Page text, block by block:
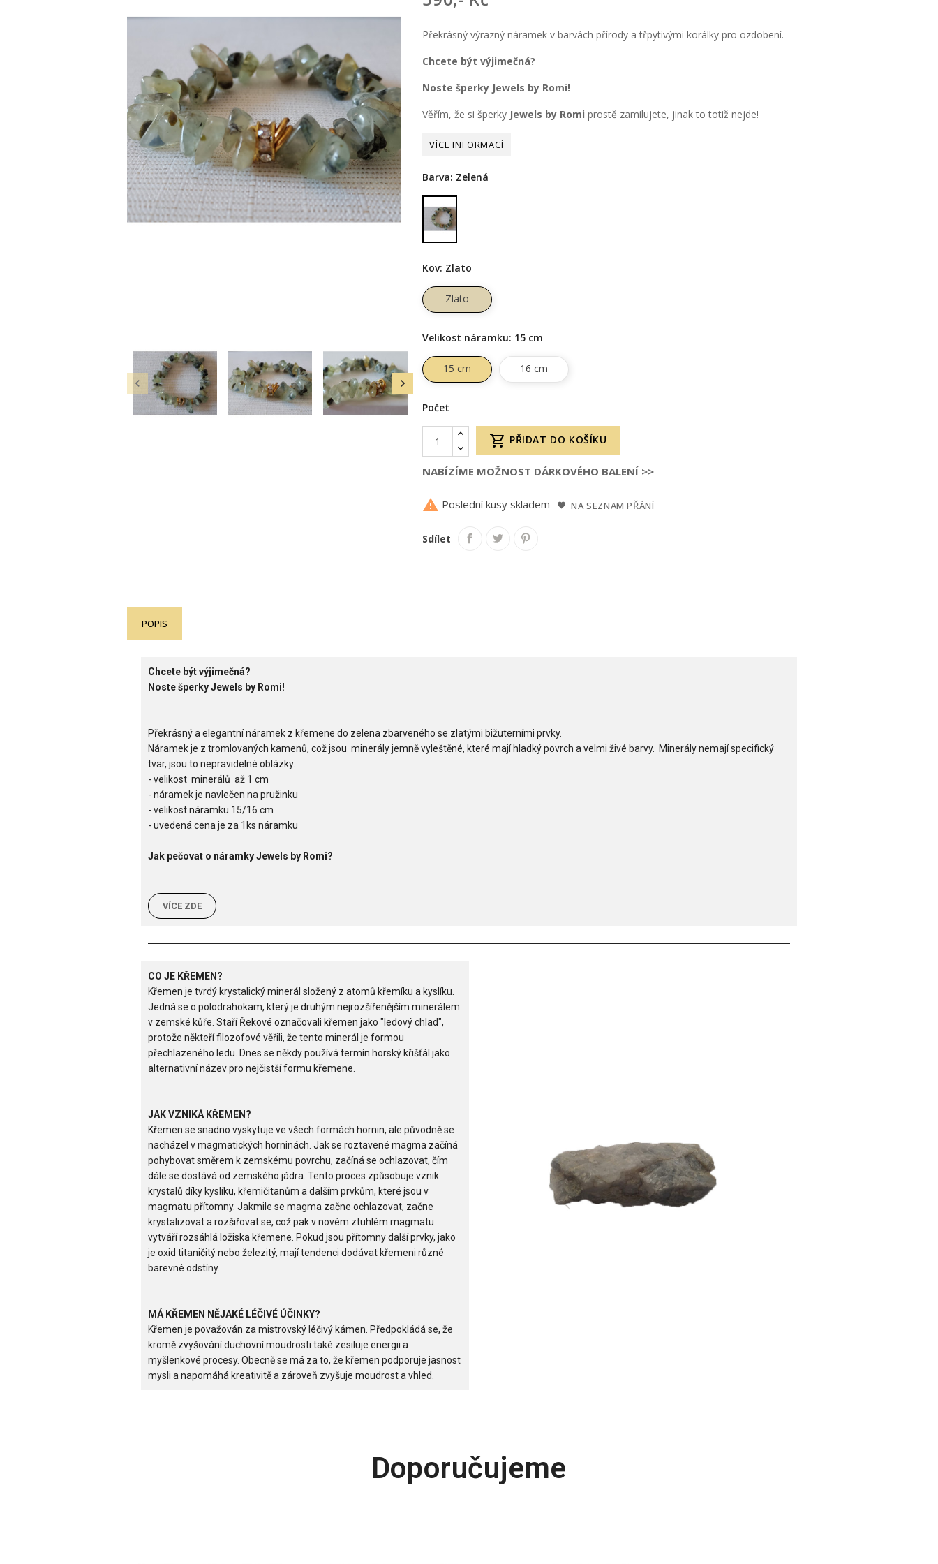
 
Překrásný výrazný náramek v barvách přírody a třpytivými korálky pro ozdobení.
Chcete být výjimečná?
Noste šperky Jewels by Romi!
Věřím, že si šperky Jewels by Romi prostě zamilujete, jinak to totiž nejde!
Barva: Zelená
Zelená
Kov: Zlato
Zlato
Velikost náramku: 15 cm
15 cm 16 cm
Počet
 PŘIDAT DO KOŠÍKU
NABÍZÍME MOŽNOST DÁRKOVÉHO BALENÍ >>
 Poslední kusy skladem NA SEZNAM PŘÁNÍ
Sdílet
POPIS
Chcete být výjimečná?
Noste šperky Jewels by Romi!
Překrásný a elegantní náramek z křemene do zelena zbarveného se zlatými bižuterními prvky.
Náramek je z tromlovaných kamenů, což jsou minerály jemně vyleštěné, které mají hladký povrch a velmi živé barvy. Minerály nemají specifický
tvar, jsou to nepravidelné oblázky.
- velikost minerálů až 1 cm
- náramek je navlečen na pružinku
- velikost náramku 15/16 cm
- uvedená cena je za 1ks náramku
Jak pečovat o náramky Jewels by Romi?
VÍCE ZDE
CO JE KŘEMEN?
Křemen je tvrdý krystalický minerál složený z atomů křemíku a kyslíku.
Jedná se o polodrahokam, který je druhým nejrozšířenějším minerálem
v zemské kůře. Staří Řekové označovali křemen jako "ledový chlad",
protože někteří filozofové věřili, že tento minerál je formou
přechlazeného ledu. Dnes se někdy používá termín horský křišťál jako
alternativní název pro nejčistší formu křemene.
JAK VZNIKÁ KŘEMEN?
Křemen se snadno vyskytuje ve všech formách hornin, ale původně se
nacházel v magmatických horninách. Jak se roztavené magma začíná
pohybovat směrem k zemskému povrchu, začíná se ochlazovat, čím
dále se dostává od zemského jádra. Tento proces způsobuje vznik
krystalů díky kyslíku, křemičitanům a dalším prvkům, které jsou v
magmatu přítomny. Jakmile se magma začne ochlazovat, začne
krystalizovat a rozšiřovat se, což pak v novém ztuhlém magmatu
vytváří rozsáhlá ložiska křemene. Pokud jsou přítomny další prvky, jako
je oxid titaničitý nebo železitý, mají tendenci dodávat křemeni různé
barevné odstíny.
MÁ KŘEMEN NĚJAKÉ LÉČIVÉ ÚČINKY?
Křemen je považován za mistrovský léčivý kámen. Předpokládá se, že
kromě zvyšování duchovní moudrosti také zesiluje energii a
myšlenkové procesy. Obecně se má za to, že křemen podporuje jasnost
mysli a napomáhá kreativitě a zároveň zvyšuje moudrost a vhled.
Doporučujeme